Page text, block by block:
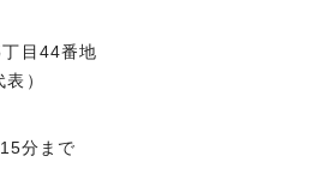
目44番地
）
分まで